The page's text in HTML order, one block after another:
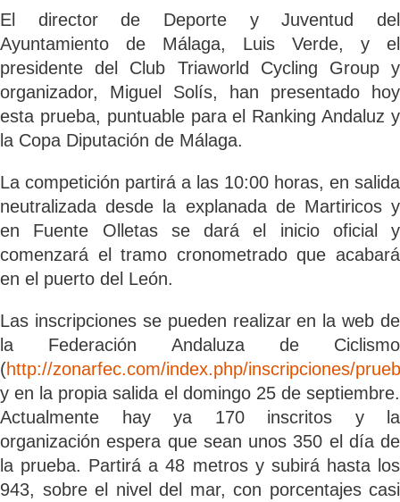
El director de Deporte y Juventud del
Ayuntamiento de Málaga, Luis Verde, y el
presidente del Club Triaworld Cycling Group y
organizador, Miguel Solís, han presentado hoy
esta prueba, puntuable para el Ranking Andaluz y
la Copa Diputación de Málaga.
La competición partirá a las 10:00 horas, en salida
neutralizada desde la explanada de Martiricos y
en Fuente Olletas se dará el inicio oficial y
comenzará el tramo cronometrado que acabará
en el puerto del León.
Las inscripciones se pueden realizar en la web de
la Federación Andaluza de Ciclismo
(http://zonarfec.com/index.php/inscripciones/
y en la propia salida el domingo 25 de septiembre.
Actualmente hay ya 170 inscritos y la
organización espera que sean unos 350 el día de
la prueba. Partirá a 48 metros y subirá hasta los
943, sobre el nivel del mar, con porcentajes casi